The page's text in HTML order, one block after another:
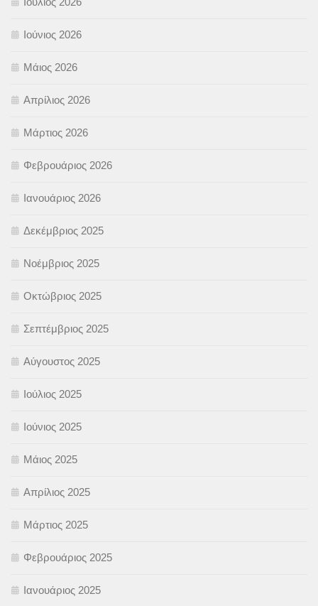
Ιούνιος 2026
Μάιος 2026
Απρίλιος 2026
Μάρτιος 2026
Φεβρουάριος 2026
Ιανουάριος 2026
Δεκέμβριος 2025
Νοέμβριος 2025
Οκτώβριος 2025
Σεπτέμβριος 2025
Αύγουστος 2025
Ιούλιος 2025
Ιούνιος 2025
Μάιος 2025
Απρίλιος 2025
Μάρτιος 2025
Φεβρουάριος 2025
Ιανουάριος 2025